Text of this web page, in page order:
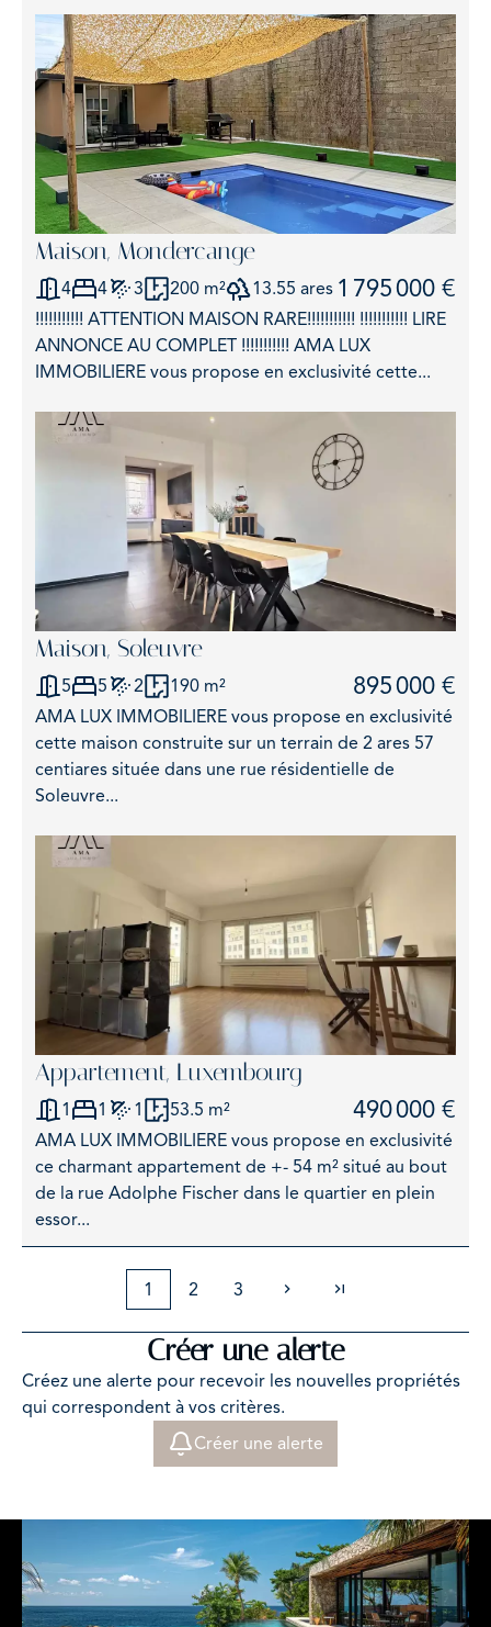
Maison, Mondercange
4 4 3 200 m² 13.55 ares 1 795 000 €
!!!!!!!!!!! ATTENTION MAISON RARE!!!!!!!!!!! !!!!!!!!!!! LIRE
ANNONCE AU COMPLET !!!!!!!!!!! AMA LUX
IMMOBILIERE vous propose en exclusivité cette...
Maison, Soleuvre
5 5 2 190 m² 895 000 €
AMA LUX IMMOBILIERE vous propose en exclusivité
cette maison construite sur un terrain de 2 ares 57
centiares située dans une rue résidentielle de
Soleuvre...
Appartement, Luxembourg
1 1 1 53.5 m² 490 000 €
AMA LUX IMMOBILIERE vous propose en exclusivité
ce charmant appartement de +- 54 m² situé au bout
de la rue Adolphe Fischer dans le quartier en plein
essor...
1 2 3
Créer une alerte
Créez une alerte pour recevoir les nouvelles propriétés
qui correspondent à vos critères.
Créer une alerte